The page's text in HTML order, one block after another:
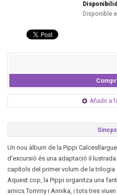
Disponible
Añadir a
Un nou àlbum de la Pippi
d'excursió és una adaptació
capítols del primer volum de la trilogia
Aquest cop, la Pippi organitza una
amics Tommy i Annika, i tots tres